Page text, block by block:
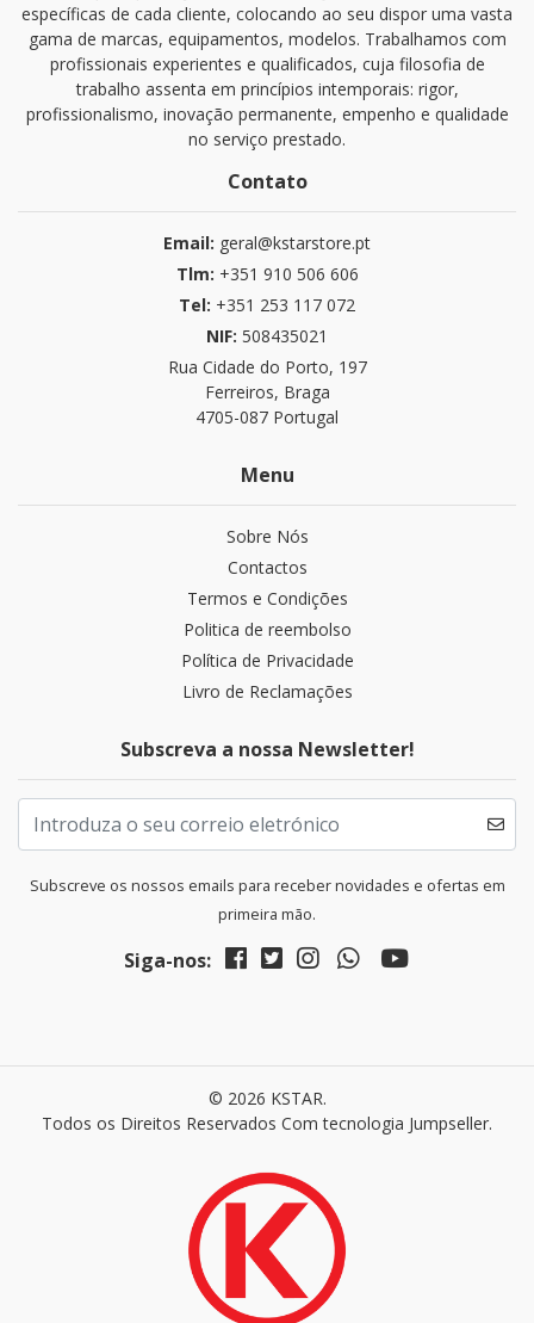
específicas de cada cliente, colocando ao seu dispor uma vasta
gama de marcas, equipamentos, modelos. Trabalhamos com
profissionais experientes e qualificados, cuja filosofia de
trabalho assenta em princípios intemporais: rigor,
profissionalismo, inovação permanente, empenho e qualidade
no serviço prestado.
Contato
Email: geral@kstarstore.pt
Tlm: +351 910 506 606
Tel: +351 253 117 072
NIF: 508435021
Rua Cidade do Porto, 197
Ferreiros, Braga
4705-087 Portugal
Menu
Sobre Nós
Contactos
Termos e Condições
Politica de reembolso
Política de Privacidade
Livro de Reclamações
Subscreva a nossa Newsletter!
Subscreve os nossos emails para receber novidades e ofertas em
primeira mão.
Siga-nos:
© 2026 KSTAR.
Todos os Direitos Reservados Com tecnologia Jumpseller.